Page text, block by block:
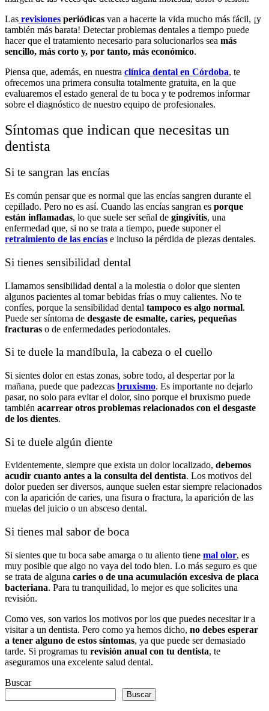
Las revisiones periódicas van a hacerte la vida mucho más fácil, ¡y
también más barata! Detectar problemas dentales a tiempo puede
hacer que el tratamiento necesario para solucionarlos sea más
sencillo, más corto y, por tanto, más económico.
Piensa que, además, en nuestra clínica dental en Córdoba, te
ofrecemos una primera consulta totalmente gratuita, en la que
evaluaremos el estado general de tu boca y te podremos informar
sobre el diagnóstico de nuestro equipo de profesionales.
Síntomas que indican que necesitas un
dentista
Si te sangran las encías
Es común pensar que es normal que las encías sangren durante el
cepillado. Pero no es así. Cuando las encías sangran es porque
están inflamadas, lo que suele ser señal de gingivitis, una
enfermedad que, si no se trata a tiempo, puede suponer el
retraimiento de las encías e incluso la pérdida de piezas dentales.
Si tienes sensibilidad dental
Llamamos sensibilidad dental a la molestia o dolor que sienten
algunos pacientes al tomar bebidas frías o muy calientes. No te
confíes, porque la sensibilidad dental tampoco es algo normal.
Puede ser síntoma de desgaste de esmalte, caries, pequeñas
fracturas o de enfermedades periodontales.
Si te duele la mandíbula, la cabeza o el cuello
Si sientes dolor en estas zonas, sobre todo, al despertar por la
mañana, puede que padezcas bruxismo. Es importante no dejarlo
pasar, no solo para evitar el dolor, sino porque el bruxismo puede
también acarrear otros problemas relacionados con el desgaste
de los dientes.
Si te duele algún diente
Evidentemente, siempre que exista un dolor localizado, debemos
acudir cuanto antes a la consulta del dentista. Los motivos del
dolor pueden ser diversos, aunque suelen estar siempre relacionados
con la aparición de caries, una fisura o fractura, la aparición de las
muelas del juicio o un absceso dental.
Si tienes mal sabor de boca
Si sientes que tu boca sabe amarga o tu aliento tiene mal olor, es
muy posible que algo no vaya del todo bien. Lo más seguro es que
se trata de alguna caries o de una acumulación excesiva de placa
bacteriana. Para tu tranquilidad, lo mejor es que solicites una
revisión.
Como ves, son varios los motivos por los que puedes necesitar ir a
visitar a un dentista. Pero como ya hemos dicho, no debes esperar
a tener alguno de estos síntomas, ya que puede ser demasiado
tarde. Si programas tu revisión anual con tu dentista, te
aseguramos una excelente salud dental.
Buscar
Buscar